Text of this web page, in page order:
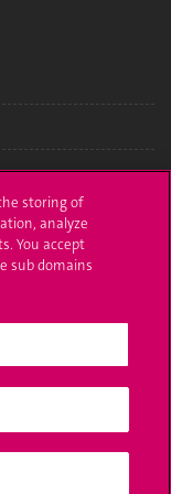
the storing of
analyze
You accept
sub domains